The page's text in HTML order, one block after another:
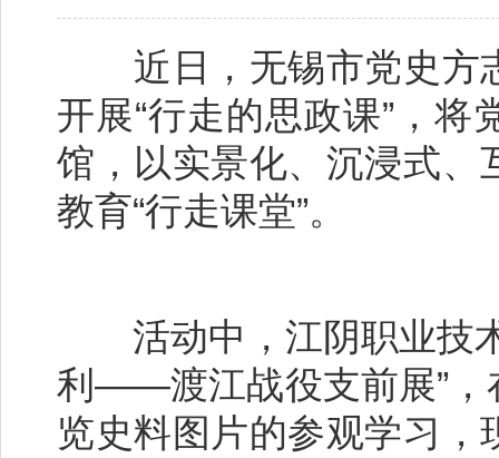
近日，无锡市党史方
开展“行走的思政课”，
馆，以实景化、沉浸式、
教育“行走课堂”。
活动中，江阴职业技术
利——渡江战役支前展”，
览史料图片的参观学习